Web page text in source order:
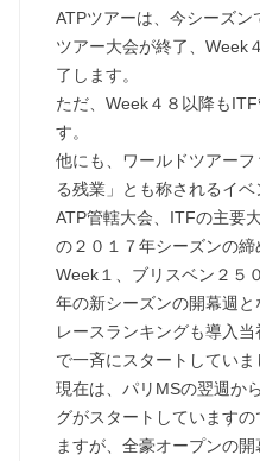
ATPツアーは、今シーズ
ツアー大会が終了、Week
了します。
ただ、Week４８以降も
す。
他にも、ワールドツアー
る残業」とも称されるイベ
ATP管轄大会、ITFの主要
の２０１７年シーズンの締
Week１、ブリスベン２５
年の新シーズンの開幕週と
レースランキングも導入
で一斉にスタートしていま
現在は、パリMSの翌週か
グがスタートしています
ますが、全豪オープンの